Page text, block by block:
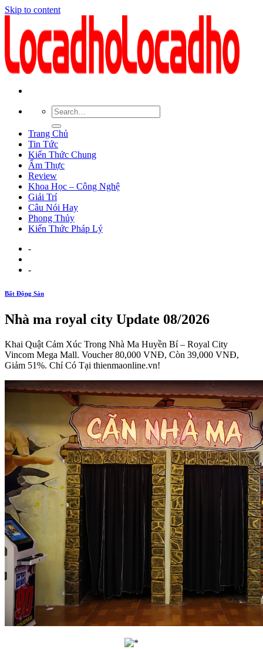
Skip to content
Trang Chủ
Tin Tức
Kiến Thức Chung
Ẩm Thực
Review
Khoa Học – Công Nghệ
Giải Trí
Câu Nói Hay
Phong Thủy
Kiến Thức Pháp Lý
-
-
Bất Động Sản
Nhà ma royal city Update 08/2026
Khai Quật Cảm Xúc Trong Nhà Ma Huyền Bí – Royal City
Vincom Mega Mall. Voucher 80,000 VNĐ, Còn 39,000 VNĐ,
Giảm 51%. Chỉ Có Tại thienmaonline.vn!